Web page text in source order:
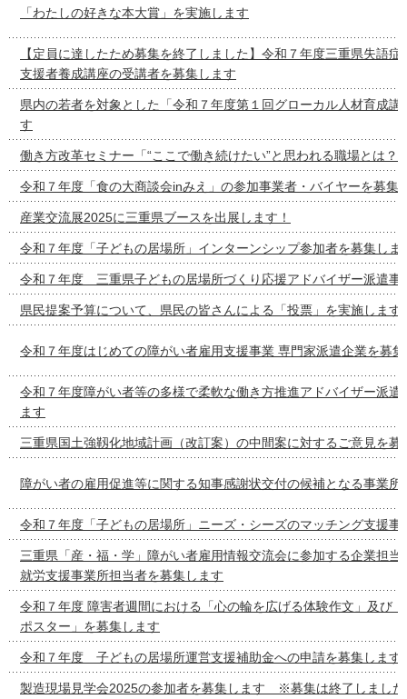
「わたしの好きな本大賞」を実施します
【定員に達したため募集を終了しました】令和７年度三重県失語
支援者養成講座の受講者を募集します
県内の若者を対象とした「令和７年度第１回グローカル人材育成講
す
働き方改革セミナー「“ここで働き続けたい”と思われる職場とは？
令和７年度「食の大商談会inみえ」の参加事業者・バイヤーを募集
産業交流展2025に三重県ブースを出展します！
令和７年度「子どもの居場所」インターンシップ参加者を募集しま
令和７年度 三重県子どもの居場所づくり応援アドバイザー派遣事
県民提案予算について、県民の皆さんによる「投票」を実施します
令和７年度はじめての障がい者雇用支援事業 専門家派遣企業を募
令和７年度障がい者等の多様で柔軟な働き方推進アドバイザー派遣
ます
三重県国土強靱化地域計画（改訂案）の中間案に対するご意見を募
障がい者の雇用促進等に関する知事感謝状交付の候補となる事業所
令和７年度「子どもの居場所」ニーズ・シーズのマッチング支援事
三重県「産・福・学」障がい者雇用情報交流会に参加する企業担当
就労支援事業所担当者を募集します
令和７年度 障害者週間における「心の輪を広げる体験作文」及び
ポスター」を募集します
令和７年度 子どもの居場所運営支援補助金への申請を募集します
製造現場見学会2025の参加者を募集します ※募集は終了しました